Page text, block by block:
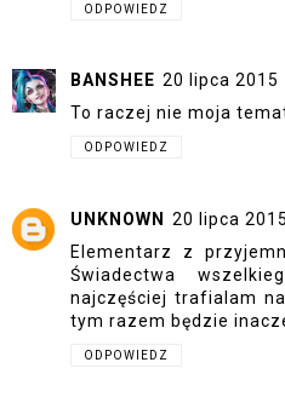
ODPOWIEDZ
BANSHEE 20 lipca 2015
To raczej nie moja
ODPOWIEDZ
UNKNOWN 20 lipca
Elementarz z
Świadectwa
najczęściej trafialam
tym razem będzie
ODPOWIEDZ